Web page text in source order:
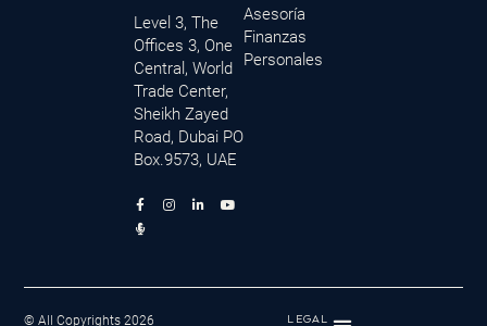
Level 3, The
Offices 3, One
Central, World
Trade Center,
Sheikh Zayed
Road, Dubai PO
Box.9573, UAE
F
a
c
e
k
f
I
n
a
L
i
n
Y
o
M
i
c
r
o
e
Asesoría
Finanzas
Personales
© All Copyrights 2026 LEGAL